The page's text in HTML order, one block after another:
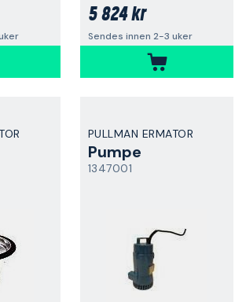
5 824 kr
Sendes innen 2-3 uker
PULLMAN ERMATOR
Pumpe
1347001